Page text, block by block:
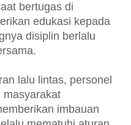
bertugas di
edukasi kepada
disiplin berlalu
lalu lintas, personel
masyarakat
imbauan